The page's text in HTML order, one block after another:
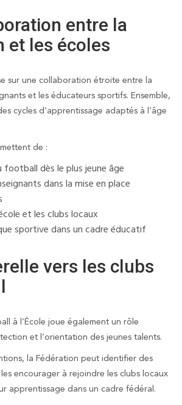
entre la
et les écoles
sur une collaboration étroite entre la
et les éducateurs sportifs. Ensemble,
cycles d’apprentissage adaptés à l’âge
de :
dès le plus jeune âge
dans la mise en place
et les clubs locaux
sportive dans un cadre éducatif
vers les clubs
à l’École joue également un rôle
et l’orientation des jeunes talents.
la Fédération peut identifier des
encourager à rejoindre les clubs locaux
apprentissage dans un cadre fédéral.